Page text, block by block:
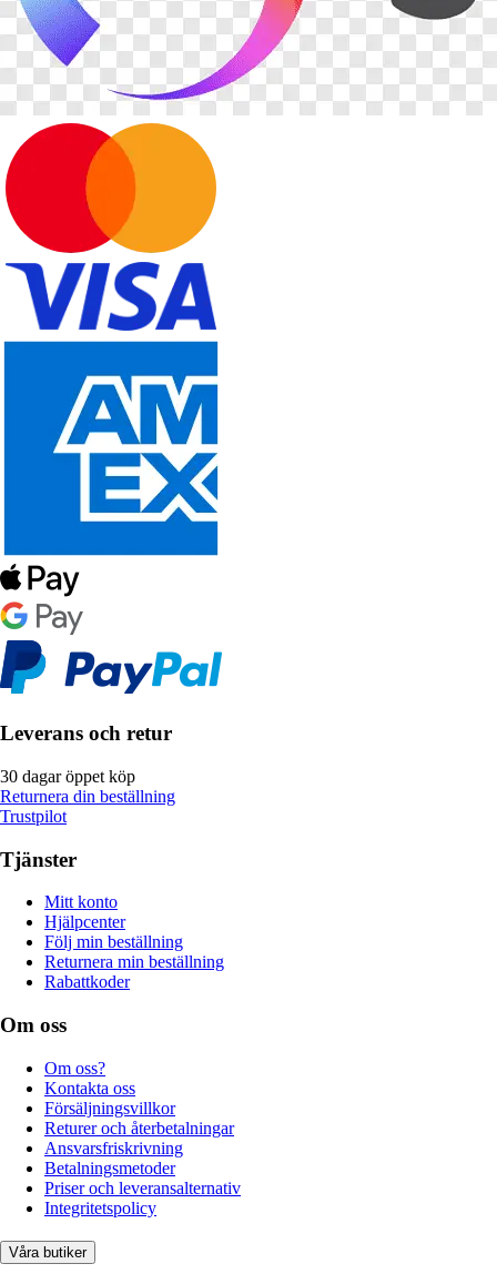
Leverans och retur
30 dagar öppet köp
Returnera din beställning
Trustpilot
Tjänster
Mitt konto
Hjälpcenter
Följ min beställning
Returnera min beställning
Rabattkoder
Om oss
Om oss?
Kontakta oss
Försäljningsvillkor
Returer och återbetalningar
Ansvarsfriskrivning
Betalningsmetoder
Priser och leveransalternativ
Integritetspolicy
Våra butiker